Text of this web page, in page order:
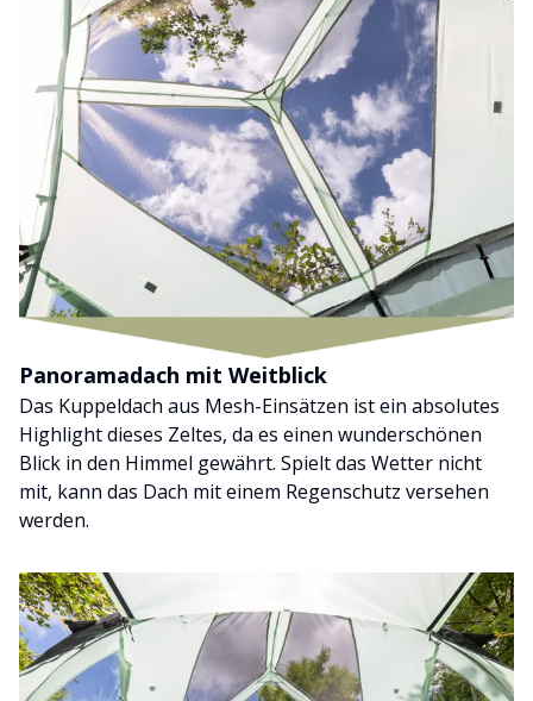
Panoramadach mit Weitblick
Das Kuppeldach aus Mesh-Einsätzen ist ein absolutes
Highlight dieses Zeltes, da es einen wunderschönen
Blick in den Himmel gewährt. Spielt das Wetter nicht
mit, kann das Dach mit einem Regenschutz versehen
werden.